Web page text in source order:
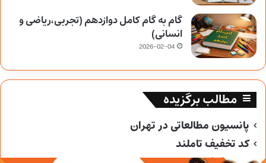
گام به گام کامل دوازدهم (تجربی،ریاضی و
انسانی)
2026-02-04
مطالب برگزیده
پانسیون مطالعاتی در تهران
کد تخفیف تاملند